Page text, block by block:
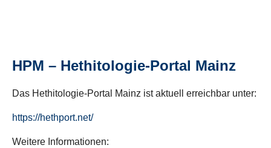
HPM – Hethitologie-Portal Mainz
Das Hethitologie-Portal Mainz ist aktuell erreichbar unter:
https://hethport.net/
Weitere Informationen: